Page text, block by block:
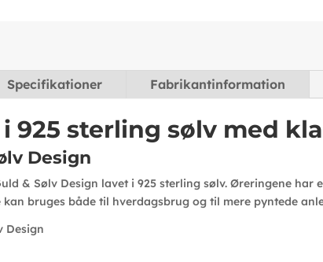
Specifikationer Fabrikantinformation
925 sterling sølv med
Design
& Sølv Design lavet i 925 sterling sølv. Øreringene
kan bruges både til hverdagsbrug og til mere pyntede
Design